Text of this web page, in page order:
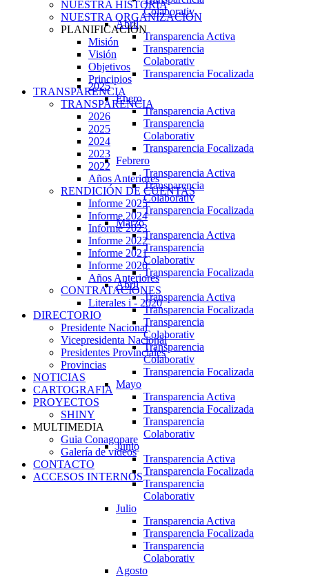
Colaborativ
Abril
Transparencia Activa
Transparencia
Colaborativ
Transparencia Focalizada
2025
Enero
Transparencia Activa
Transparencia
Colaborativ
Transparencia Focalizada
Febrero
Transparencia Activa
Transparencia
Colaborativ
Transparencia Focalizada
Marzo
Transparencia Activa
Transparencia
Colaborativ
Transparencia Focalizada
Abril
Transparencia Activa
Transparencia Focalizada
Transparencia
Colaborativ
Transparencia
Colaborativ
Transparencia Focalizada
Mayo
Transparencia Activa
Transparencia Focalizada
Transparencia
Colaborativ
Junio
Transparencia Activa
Transparencia Focalizada
Transparencia
Colaborativ
Julio
Transparencia Activa
Transparencia Focalizada
Transparencia
Colaborativ
Agosto
NUESTRA HISTORIA
NUESTRA ORGANIZACIÓN
PLANIFICACIÓN
Misión
Visión
Objetivos
Principios
TRANSPARENCIA
TRANSPARENCIA
2026
2025
2024
2023
2022
Años Anteriores
RENDICIÓN DE CUENTAS
Informe 2025
Informe 2024
Informe 2023
Informe 2022
Informe 2021
Informe 2020
Años Anteriores
CONTRATACIONES
Literales i - 2020
DIRECTORIO
Presidente Nacional
Vicepresidenta Nacional
Presidentes Provinciales
Provincias
NOTICIAS
CARTOGRAFIA
PROYECTOS
SHINY
MULTIMEDIA
Guia Conagopare
Galería de videos
CONTACTO
ACCESOS INTERNOS